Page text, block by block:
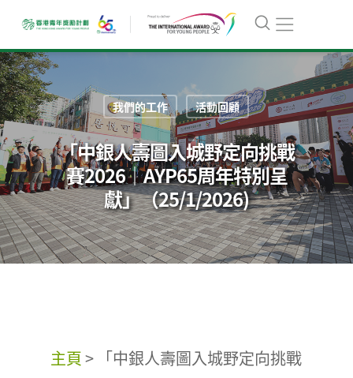
我們的工作 活動回顧
「中銀人壽圖入城野定向挑戰
賽2026｜AYP65周年特別呈
獻」（25/1/2026)
主頁> 「中銀人壽圖入城野定向挑戰